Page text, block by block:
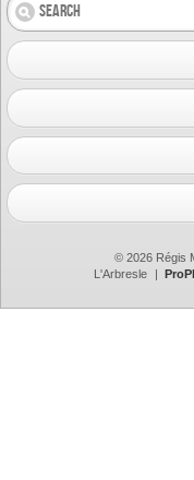
© 2026 Régis
L'Arbresle
|